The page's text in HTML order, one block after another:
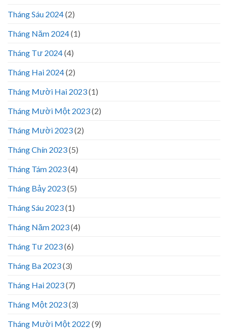
Tháng Sáu 2024(2)
Tháng Năm 2024(1)
Tháng Tư 2024(4)
Tháng Hai 2024(2)
Tháng Mười Hai 2023(1)
Tháng Mười Một 2023(2)
Tháng Mười 2023(2)
Tháng Chín 2023(5)
Tháng Tám 2023(4)
Tháng Bảy 2023(5)
Tháng Sáu 2023(1)
Tháng Năm 2023(4)
Tháng Tư 2023(6)
Tháng Ba 2023(3)
Tháng Hai 2023(7)
Tháng Một 2023(3)
Tháng Mười Một 2022 (9)